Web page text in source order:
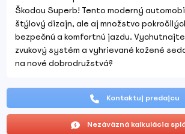
Škodou Superb! Tento moderný
štýlový dizajn, ale aj množstvo
bezpečnú a komfortnú jazdu.
zvukový systém a vyhrievané kožené
na nové dobrodružstvá?
Kontaktuj predajcu
Nezáväzná kalkulácia